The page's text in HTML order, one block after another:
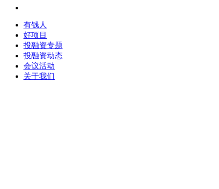
有钱人
好项目
投融资专题
投融资动态
会议活动
关于我们